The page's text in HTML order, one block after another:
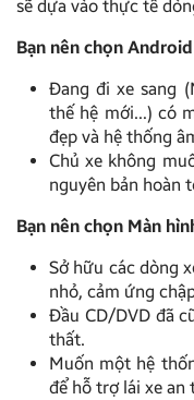
sẽ dựa vào thực tế
Bạn nên chọn
Đang đi xe sang
thế hệ mới…) có
đẹp và hệ thống
Chủ xe không
nguyên bản hoàn
Bạn nên chọn Màn
Sở hữu các dòng
nhỏ, cảm ứng
Đầu CD/DVD đã
thất.
Muốn một hệ
để hỗ trợ lái xe an